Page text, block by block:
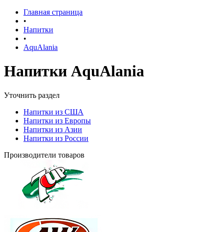
Главная страница
•
Напитки
•
AquAlania
Напитки AquAlania
Уточнить раздел
Напитки из США
Напитки из Европы
Напитки из Азии
Напитки из России
Производители товаров